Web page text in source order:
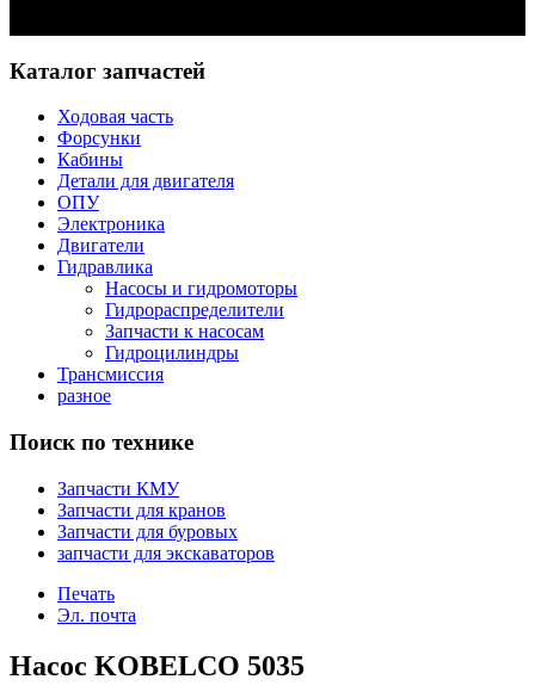
Каталог запчастей
Ходовая часть
Форсунки
Кабины
Детали для двигателя
ОПУ
Электроника
Двигатели
Гидравлика
Насосы и гидромоторы
Гидрораспределители
Запчасти к насосам
Гидроцилиндры
Трансмиссия
разное
Поиск по технике
Запчасти КМУ
Запчасти для кранов
Запчасти для буровых
запчасти для экскаваторов
Печать
Эл. почта
Насос KOBELCO 5035